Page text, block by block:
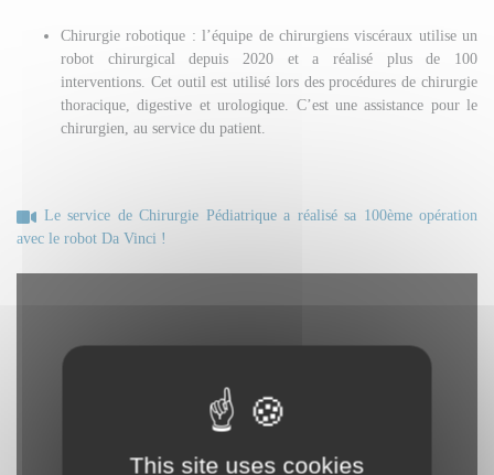
Chirurgie robotique : l’équipe de chirurgiens viscéraux utilise un
robot chirurgical depuis 2020 et a réalisé plus de 100
interventions. Cet outil est utilisé lors des procédures de chirurgie
thoracique, digestive et urologique. C’est une assistance pour le
chirurgien, au service du patient.
Le service de Chirurgie Pédiatrique a réalisé sa 100ème opération
avec le robot Da Vinci !
This site uses cookies